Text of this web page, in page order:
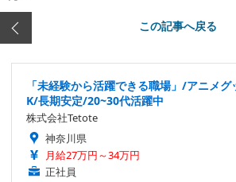
この記事へ戻る
「未経験から活躍できる職場」/アニメ
K/長期安定/20~30代活躍中
株式会社Tetote
神奈川県
月給27万円～34万円
正社員